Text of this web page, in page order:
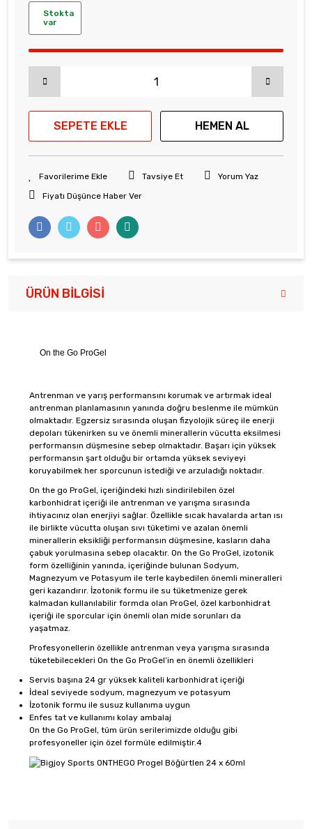
Stokta
var
SEPETE EKLE HEMEN AL
Tavsiye Et
Yorum Yaz
Fiyatı Düşünce Haber Ver
ÜRÜN BILGISI
On the Go ProGel
Antrenman ve yarış performansını korumak ve artırmak ideal
antrenman planlamasının yanında doğru beslenme ile mümkün
olmaktadır. Egzersiz sırasında oluşan fizyolojik süreç ile enerji
depoları tükenirken su ve önemli minerallerin vücutta eksilmesi
performansın düşmesine sebep olmaktadır. Başarı için yüksek
performansın şart olduğu bir ortamda yüksek seviyeyi
koruyabilmek her sporcunun istediği ve arzuladığı noktadır.
On the go ProGel, içeriğindeki hızlı sindirilebilen özel
karbonhidrat içeriği ile antrenman ve yarışma sırasında
ihtiyacınız olan enerjiyi sağlar. Özellikle sıcak havalarda artan ısı
ile birlikte vücutta oluşan sıvı tüketimi ve azalan önemli
minerallerin eksikliği performansın düşmesine, kasların daha
çabuk yorulmasına sebep olacaktır. On the Go ProGel, izotonik
form özelliğinin yanında, içeriğinde bulunan Sodyum,
Magnezyum ve Potasyum ile terle kaybedilen önemli mineralleri
geri kazandırır. İzotonik formu ile su tüketmenize gerek
kalmadan kullanılabilir formda olan ProGel, özel karbonhidrat
içeriği ile sporcular için önemli olan mide sorunları da
yaşatmaz.
Profesyonellerin özellikle antrenman veya yarışma sırasında
tüketebilecekleri On the Go ProGel’in en önemli özellikleri
Servis başına 24 gr yüksek kaliteli karbonhidrat içeriği
İdeal seviyede sodyum, magnezyum ve potasyum
İzotonik formu ile susuz kullanıma uygun
Enfes tat ve kullanımı kolay ambalaj
On the Go ProGel, tüm ürün serilerimizde olduğu gibi
profesyoneller için özel formüle edilmiştir.4